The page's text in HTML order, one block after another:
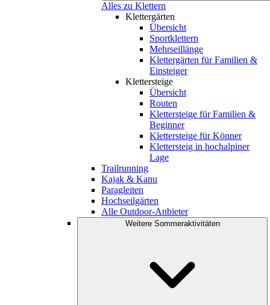
Alles zu Klettern
Klettergärten
Übersicht
Sportklettern
Mehrseillänge
Klettergärten für Familien &
Einsteiger
Klettersteige
Übersicht
Routen
Klettersteige für Familien &
Beginner
Klettersteige für Könner
Klettersteig in hochalpiner
Lage
Trailrunning
Kajak & Kanu
Paragleiten
Hochseilgärten
Alle Outdoor-Anbieter
Weitere Sommeraktivitäten